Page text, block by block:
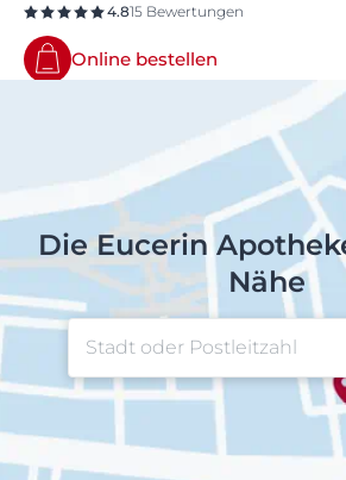
4.815 Bewertungen
Online bestellen
Die Eucerin
Nähe